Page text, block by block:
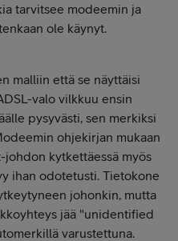
tarvitsee modeemin ja
ole käynyt.
malliin että se näyttäisi
valo vilkkuu ensin
pysyvästi, sen merkiksi
ohjekirjan mukaan
kytkettäessä myös
ihan odotetusti. Tietokone
johonkin, mutta
jää "unidentified
varustettuna.